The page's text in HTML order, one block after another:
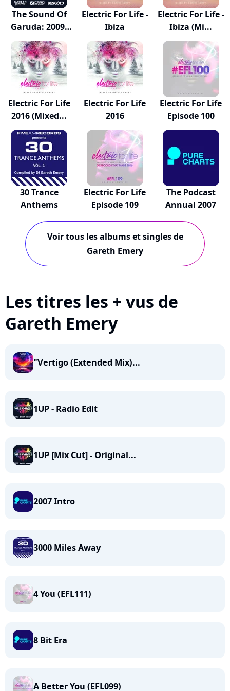
The Sound Of
Garuda: 2009-
201...
Electric For Life -
Ibiza
Electric For Life -
Ibiza (Mi...
Electric For Life
2016 (Mixed...
Electric For Life
2016
Electric For Life
Episode 100
30 Trance
Anthems
Electric For Life
Episode 109
The Podcast
Annual 2007
Voir tous les albums et singles de
Gareth Emery
Les titres les + vus de
Gareth Emery
"Vertigo (Extended Mix)...
1UP - Radio Edit
1UP [Mix Cut] - Original...
2007 Intro
3000 Miles Away
4 You (EFL111)
8 Bit Era
A Better You (EFL099)